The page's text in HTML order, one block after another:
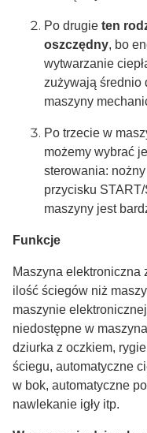
Po drugie ten
oszczędny, bo
wytwarzanie
zużywają średnio
maszyny
Po trzecie w
możemy wybrać
sterowania:
przycisku
maszyny jest
Funkcje
Maszyna
ilość ściegów niż
maszynie
niedostępne w
dziurka z oczkiem,
ściegu, automatyczne
w bok, automatyczne
nawlekanie igły itp.